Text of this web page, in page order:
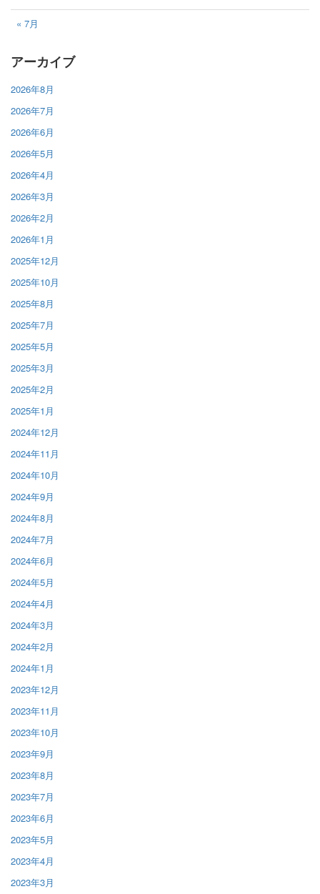
« 7月
アーカイブ
2026年8月
2026年7月
2026年6月
2026年5月
2026年4月
2026年3月
2026年2月
2026年1月
2025年12月
2025年10月
2025年8月
2025年7月
2025年5月
2025年3月
2025年2月
2025年1月
2024年12月
2024年11月
2024年10月
2024年9月
2024年8月
2024年7月
2024年6月
2024年5月
2024年4月
2024年3月
2024年2月
2024年1月
2023年12月
2023年11月
2023年10月
2023年9月
2023年8月
2023年7月
2023年6月
2023年5月
2023年4月
2023年3月